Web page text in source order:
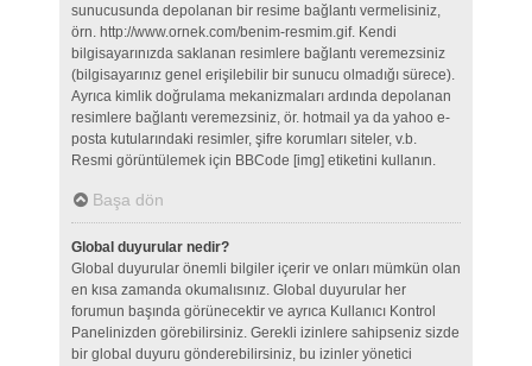
sunucusunda depolanan bir resime bağlantı vermelisiniz,
örn. http://www.ornek.com/benim-resmim.gif. Kendi
bilgisayarınızda saklanan resimlere bağlantı veremezsiniz
(bilgisayarınız genel erişilebilir bir sunucu olmadığı sürece).
Ayrıca kimlik doğrulama mekanizmaları ardında depolanan
resimlere bağlantı veremezsiniz, ör. hotmail ya da yahoo e-
posta kutularındaki resimler, şifre korumları siteler, v.b.
Resmi görüntülemek için BBCode [img] etiketini kullanın.
Başa dön
Global duyurular nedir?
Global duyurular önemli bilgiler içerir ve onları mümkün olan
en kısa zamanda okumalısınız. Global duyurular her
forumun başında görünecektir ve ayrıca Kullanıcı Kontrol
Panelinizden görebilirsiniz. Gerekli izinlere sahipseniz sizde
bir global duyuru gönderebilirsiniz, bu izinler yönetici